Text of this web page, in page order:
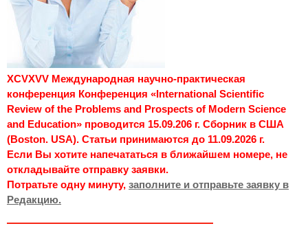
XCVXVV Международная научно-практическая
конференция Конференция «International Scientific
Review of the Problems and Prospects of Modern Science
and Education» проводится 15.09.206 г. Сборник в США
(Boston. USA). Статьи принимаются до 11.09.2026 г.
Если Вы хотите напечататься в ближайшем номере, не
откладывайте отправку заявки.
Потратьте одну минуту, заполните и отправьте заявку в
Редакцию.